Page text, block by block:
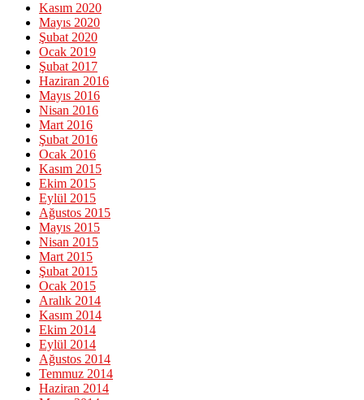
Kasım 2020
Mayıs 2020
Şubat 2020
Ocak 2019
Şubat 2017
Haziran 2016
Mayıs 2016
Nisan 2016
Mart 2016
Şubat 2016
Ocak 2016
Kasım 2015
Ekim 2015
Eylül 2015
Ağustos 2015
Mayıs 2015
Nisan 2015
Mart 2015
Şubat 2015
Ocak 2015
Aralık 2014
Kasım 2014
Ekim 2014
Eylül 2014
Ağustos 2014
Temmuz 2014
Haziran 2014